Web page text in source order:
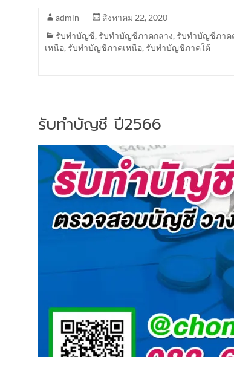
admin
สิงหาคม 22, 2020
รับทำบัญชี, รับทำบัญชีภาคกลาง, รับทำบัญชีภาค
เหนือ, รับทำบัญชีภาคเหนือ, รับทำบัญชีภาคใต้
รับทำบัญชี ปี2566